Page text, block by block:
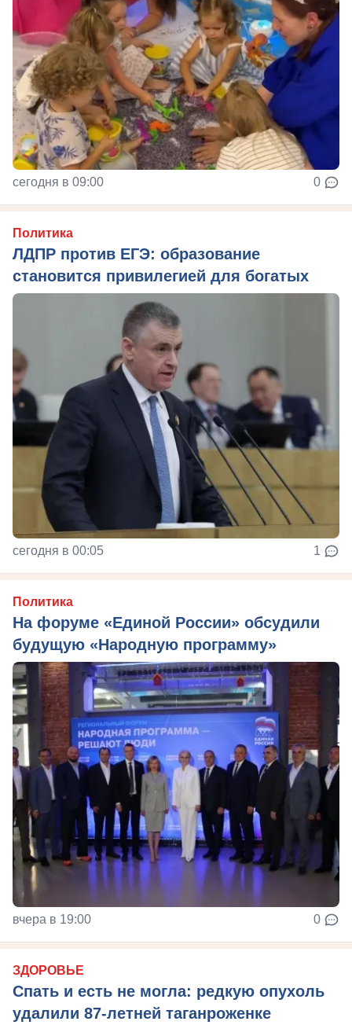
сегодня в 09:00 0
Политика
ЛДПР против ЕГЭ: образование
становится привилегией для богатых
сегодня в 00:05 1
Политика
На форуме «Единой России» обсудили
будущую «Народную программу»
вчера в 19:00 0
ЗДОРОВЬЕ
Спать и есть не могла: редкую опухоль
удалили 87-летней таганроженке